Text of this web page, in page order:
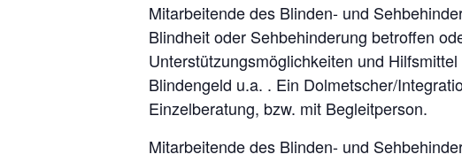
Mitarbeitende des Blinden- und
Blindheit oder Sehbehinderung betroffen
Unterstützungsmöglichkeiten und
Blindengeld u.a. . Ein Dolmetscher/
Einzelberatung, bzw. mit Begleitperson.
Mitarbeitende des Blinden- und